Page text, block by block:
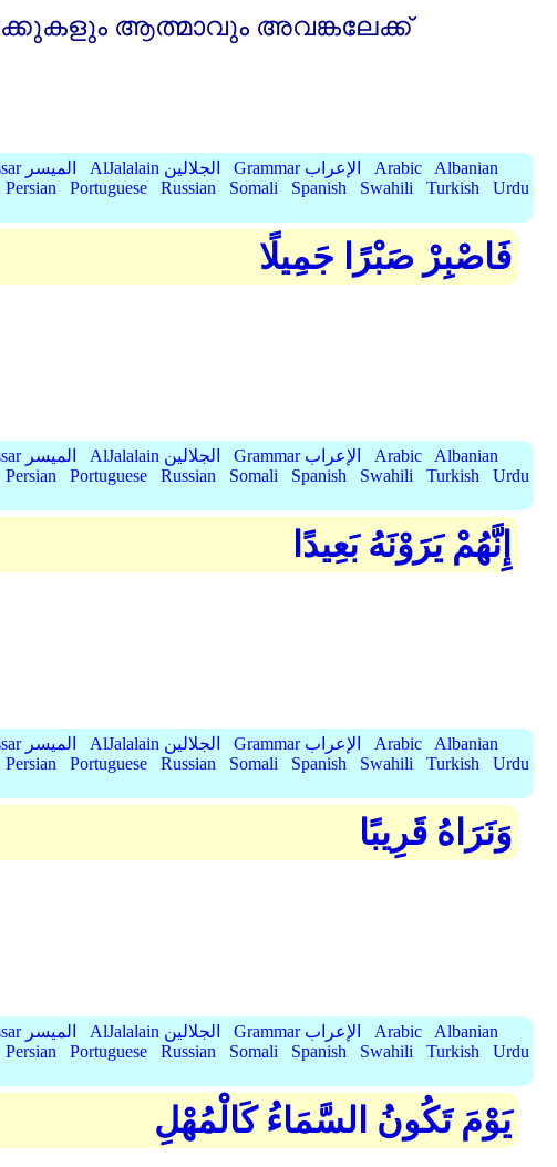
ആത്മാവും അവങ്കലേക്ക്‌
AlMuyassar الميسر AlJalalain الجلالين Grammar الإعراب Arabic
Albanian
Persian Portuguese Russian Somali Spanish Swahili Turkish
Urdu
فَاصْبِرْ صَبْرًا جَمِيلًا
AlMuyassar الميسر AlJalalain الجلالين Grammar الإعراب Arabic
Albanian
Persian Portuguese Russian Somali Spanish Swahili Turkish
Urdu
إِنَّهُمْ يَرَوْنَهُ بَعِيدًا
AlMuyassar الميسر AlJalalain الجلالين Grammar الإعراب Arabic
Albanian
Persian Portuguese Russian Somali Spanish Swahili Turkish
Urdu
وَنَرَاهُ قَرِيبًا
AlMuyassar الميسر AlJalalain الجلالين Grammar الإعراب Arabic
Albanian
Persian Portuguese Russian Somali Spanish Swahili Turkish
Urdu
يَوْمَ تَكُونُ السَّمَاءُ كَالْمُهْلِ